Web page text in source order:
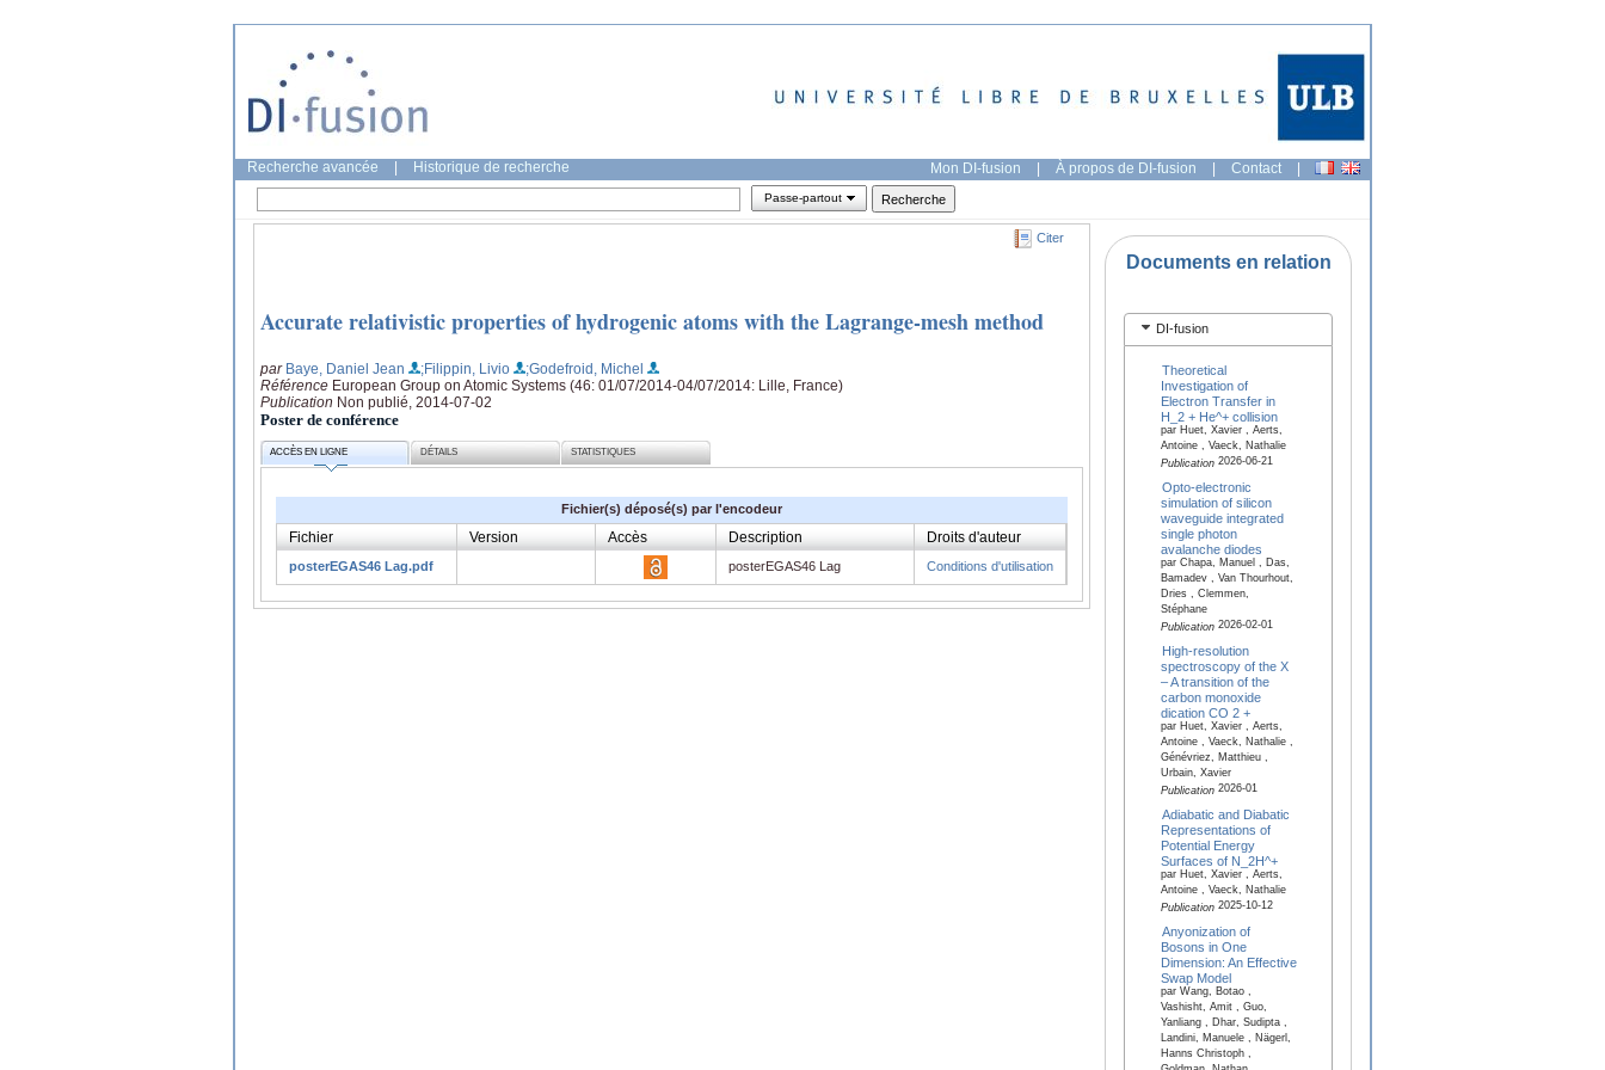
Recherche avancée Historique de recherche Mon DI-fusion | À propos de DI-fusion | Contact |
Passe-partout
Citer
Accurate relativistic properties of hydrogenic atoms with the Lagrange-mesh method
par Baye, Daniel Jean ;Filippin, Livio
;Godefroid, Michel
Référence European Group on Atomic Systems (46: 01/07/2014-04/07/2014: Lille, France)
Publication Non publié, 2014-07-02
Poster de conférence
ACCÈS EN LIGNE DÉTAILS STATISTIQUES
Fichier(s) déposé(s) par l'encodeur
Fichier Version Accès Description Droits d'auteur
posterEGAS46 Lag.pdf posterEGAS46 Lag Conditions d'utilisation
Documents en relation
DI-fusion
Theoretical
Investigation of
Electron Transfer in
H_2 + He^+ collision
par Huet, Xavier , Aerts,
Antoine , Vaeck, Nathalie
Publication2026-06-21
Opto-electronic
simulation of silicon
waveguide integrated
single photon
avalanche diodes
par Chapa, Manuel , Das,
Bamadev , Van Thourhout,
Dries , Clemmen,
Stéphane
Publication2026-02-01
High-resolution
spectroscopy of the X
– A transition of the
carbon monoxide
dication CO 2 +
par Huet, Xavier , Aerts,
Antoine , Vaeck, Nathalie ,
Génévriez, Matthieu ,
Urbain, Xavier
Publication2026-01
Adiabatic and Diabatic
Representations of
Potential Energy
Surfaces of N_2H^+
par Huet, Xavier , Aerts,
Antoine , Vaeck, Nathalie
Publication2025-10-12
Anyonization of
Bosons in One
Dimension: An Effective
Swap Model
par Wang, Botao ,
Vashisht, Amit , Guo,
Yanliang , Dhar, Sudipta ,
Landini, Manuele , Nägerl,
Hanns Christoph ,